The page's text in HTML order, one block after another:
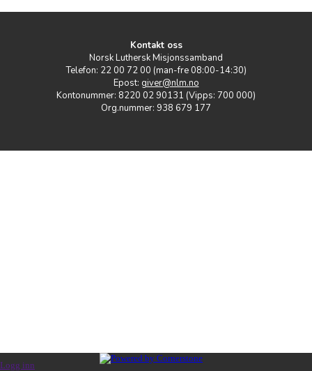
Kontakt oss
Norsk Luthersk Misjonssamband
Telefon: 22 00 72 00 (man-fre 08:00-14:30)
Epost: giver@nlm.no
Kontonummer: 8220 02 90131 (Vipps: 700 000)
Org.nummer: 938 679 177
Logg inn